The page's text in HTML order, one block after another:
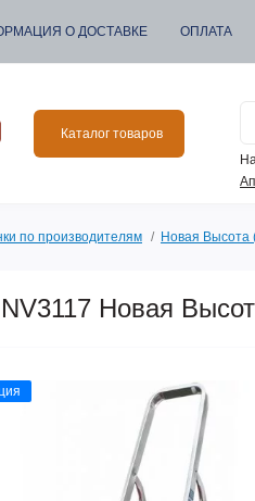
О ДОСТАВКЕ ОПЛАТА
Каталог товаров
по производителям Новая Высота
Новая